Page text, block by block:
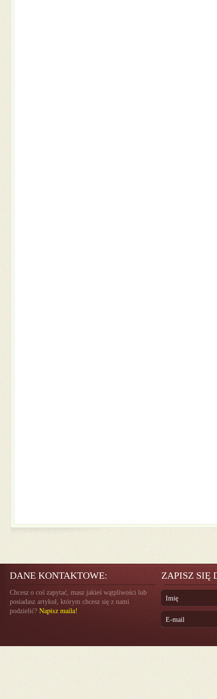
DANE KONTAKTOWE:
Chcesz o coś zapytać, masz jakieś wątpliwości lub
posiadasz artykuł, którym chcesz się z nami
podzielić? Napisz maila!
ZAPISZ SIĘ